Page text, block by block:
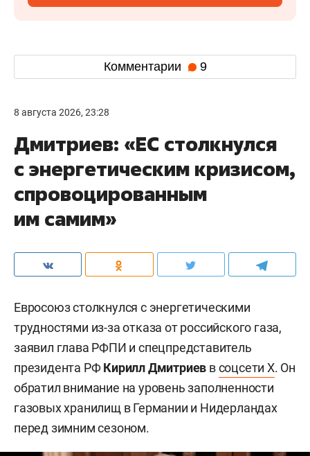
Комментарии 9
8 августа 2026, 23:28
Дмитриев: «ЕС столкнулся
с энергетическим кризисом,
спровоцированным
им самим»
Евросоюз столкнулся с энергетическими
трудностями из-за отказа от российского газа,
заявил глава РФПИ и спецпредставитель
президента РФКирилл Дмитриев всоцсети X. Он
обратил внимание на уровень заполненности
газовых хранилищ в Германии и Нидерландах
перед зимним сезоном.